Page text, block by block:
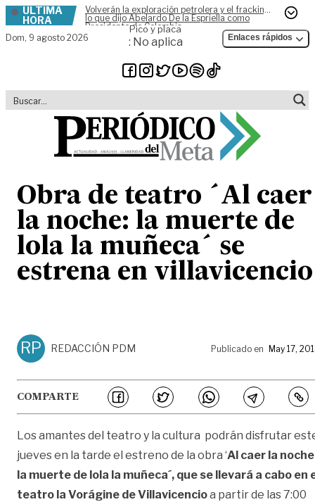
Skip to content
ÚLTIMA
HORA
Volverán la exploración petrolera y el fracking,
lo que dijo Abelardo De la Espriella como
Presidente de Colombia
Dom, 9 agosto 2026
Pico y placa
: No aplica Enlaces rápidos
Obra de teatro ´Al caer
la noche: la muerte de
lola la muñeca´ se
estrena en villavicencio
RP REDACCIÓN PDM Publicado en May 17,
COMPARTE
Los amantes del teatro y la cultura podrán disfrutar
jueves en la tarde el estreno de la obra ‘Al caer la
la muerte de lola la muñeca´, que se llevará a cabo en
teatro la Vorágine de Villavicencioa partir de las 7:00